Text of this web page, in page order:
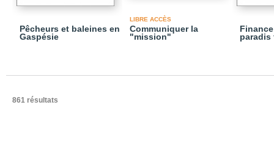
Pêcheurs et baleines en
Gaspésie
LIBRE ACCÈS
Communiquer la
"mission"
paradis
861 résultats